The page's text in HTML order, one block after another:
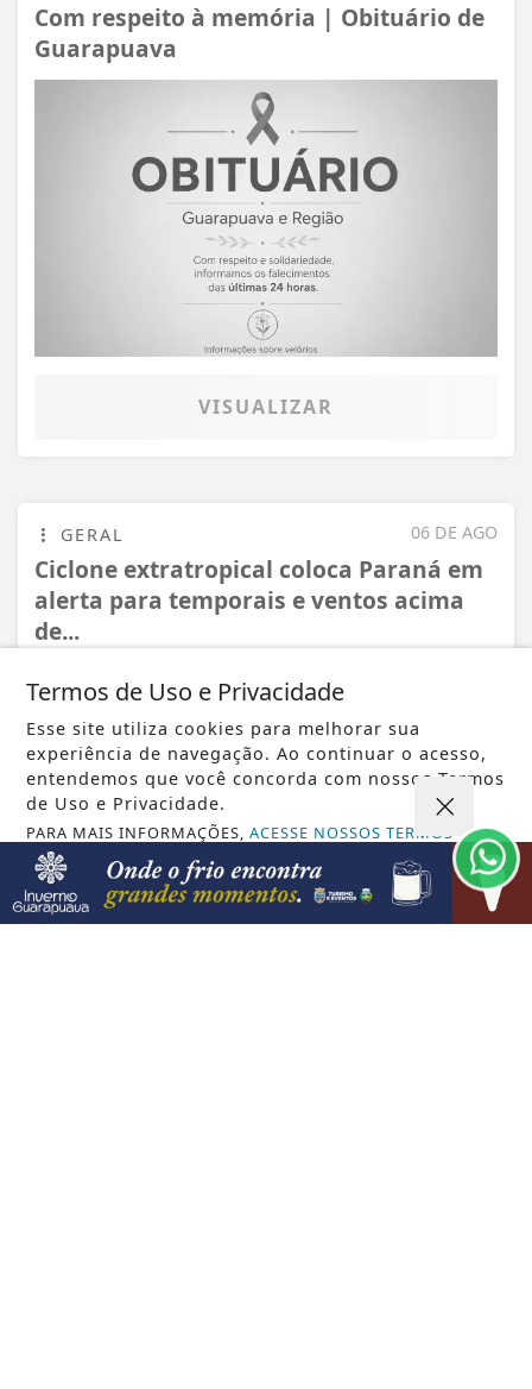
Com respeito à memória | Obituário de
Guarapuava
VISUALIZAR
06 DE AGO
GERAL
Ciclone extratropical coloca Paraná em
alerta para temporais e ventos acima
de...
Termos de Uso e Privacidade
Esse site utiliza cookies para melhorar sua
experiência de navegação. Ao continuar o acesso,
entendemos que você concorda com nossos Termos
de Uso e Privacidade.
PARA MAIS INFORMAÇÕES,ACESSE NOSSOS TERMOS
CLICANDO AQUI
PROSSEGUIR